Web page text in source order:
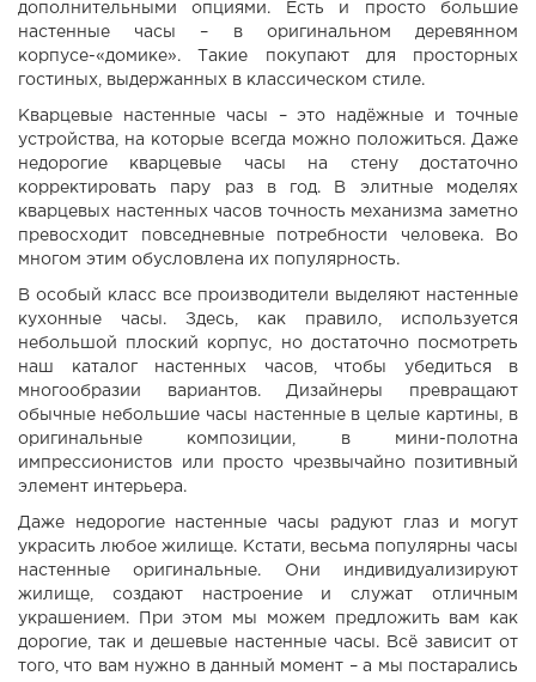
дополнительными опциями. Есть и просто большие
настенные часы – в оригинальном деревянном
корпусе-«домике». Такие покупают для просторных
гостиных, выдержанных в классическом стиле.
Кварцевые настенные часы – это надёжные и точные
устройства, на которые всегда можно положиться. Даже
недорогие кварцевые часы на стену достаточно
корректировать пару раз в год. В элитные моделях
кварцевых настенных часов точность механизма заметно
превосходит повседневные потребности человека. Во
многом этим обусловлена их популярность.
В особый класс все производители выделяют настенные
кухонные часы. Здесь, как правило, используется
небольшой плоский корпус, но достаточно посмотреть
наш каталог настенных часов, чтобы убедиться в
многообразии вариантов. Дизайнеры превращают
обычные небольшие часы настенные в целые картины, в
оригинальные композиции, в мини-полотна
импрессионистов или просто чрезвычайно позитивный
элемент интерьера.
Даже недорогие настенные часы радуют глаз и могут
украсить любое жилище. Кстати, весьма популярны часы
настенные оригинальные. Они индивидуализируют
жилище, создают настроение и служат отличным
украшением. При этом мы можем предложить вам как
дорогие, так и дешевые настенные часы. Всё зависит от
того, что вам нужно в данный момент – а мы постарались